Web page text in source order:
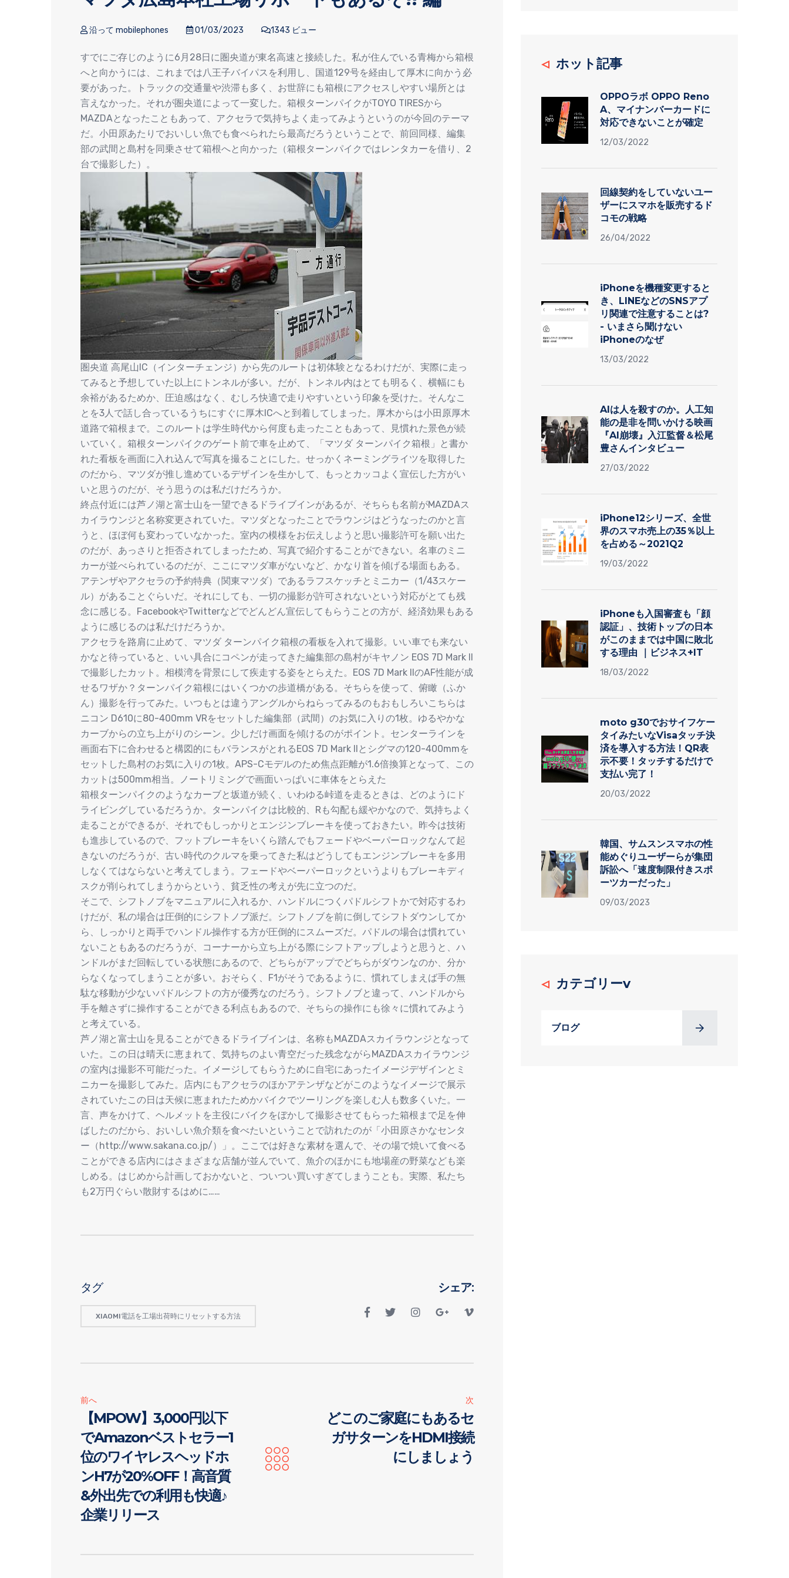
沿って mobilephones 01/03/2023 1343 ビュー
すでにご存じのように6月28日に圏央道が東名高速と接続した。私が住んでいる青梅から箱根
へと向かうには、これまでは八王子バイパスを利用し、国道129号を経由して厚木に向かう必
要があった。トラックの交通量や渋滞も多く、お世辞にも箱根にアクセスしやすい場所とは
言えなかった。それが圏央道によって一変した。箱根ターンパイクがTOYO TIRESから
MAZDAとなったこともあって、アクセラで気持ちよく走ってみようというのが今回のテーマ
だ。小田原あたりでおいしい魚でも食べられたら最高だろうということで、前回同様、編集
部の武間と島村を同乗させて箱根へと向かった（箱根ターンパイクではレンタカーを借り、2
台で撮影した）。
圏央道 高尾山IC（インターチェンジ）から先のルートは初体験となるわけだが、実際に走っ
てみると予想していた以上にトンネルが多い。だが、トンネル内はとても明るく、横幅にも
余裕があるためか、圧迫感はなく、むしろ快適で走りやすいという印象を受けた。そんなこ
とを3人で話し合っているうちにすぐに厚木ICへと到着してしまった。厚木からは小田原厚木
道路で箱根まで。このルートは学生時代から何度も走ったこともあって、見慣れた景色が続
いていく。箱根ターンパイクのゲート前で車を止めて、「マツダ ターンパイク箱根」と書か
れた看板を画面に入れ込んで写真を撮ることにした。せっかくネーミングライツを取得した
のだから、マツダが推し進めているデザインを生かして、もっとカッコよく宣伝した方がい
いと思うのだが、そう思うのは私だけだろうか。
終点付近には芦ノ湖と富士山を一望できるドライブインがあるが、そちらも名前がMAZDAス
カイラウンジと名称変更されていた。マツダとなったことでラウンジはどうなったのかと言
うと、ほぼ何も変わっていなかった。室内の模様をお伝えしようと思い撮影許可を願い出た
のだが、あっさりと拒否されてしまったため、写真で紹介することができない。名車のミニ
カーが並べられているのだが、ここにマツダ車がないなど、かなり首を傾げる場面もある。
アテンザやアクセラの予約特典（関東マツダ）であるラフスケッチとミニカー（1/43スケー
ル）があることぐらいだ。それにしても、一切の撮影が許可されないという対応がとても残
念に感じる。FacebookやTwitterなどでどんどん宣伝してもらうことの方が、経済効果もある
ように感じるのは私だけだろうか。
アクセラを路肩に止めて、マツダ ターンパイク箱根の看板を入れて撮影。いい車でも来ない
かなと待っていると、いい具合にコペンが走ってきた編集部の島村がキヤノン EOS 7D Mark II
で撮影したカット。相模湾を背景にして疾走する姿をとらえた。EOS 7D Mark IIのAF性能が成
せるワザか？ターンパイク箱根にはいくつかの歩道橋がある。そちらを使って、俯瞰（ふか
ん）撮影を行ってみた。いつもとは違うアングルからねらってみるのもおもしろいこちらは
ニコン D610に80-400mm VRをセットした編集部（武間）のお気に入りの1枚。ゆるやかな
カーブからの立ち上がりのシーン。少しだけ画面を傾けるのがポイント。センターラインを
画面右下に合わせると構図的にもバランスがとれるEOS 7D Mark IIとシグマの120-400mmを
セットした島村のお気に入りの1枚。APS-Cモデルのため焦点距離が1.6倍換算となって、この
カットは500mm相当。ノートリミングで画面いっぱいに車体をとらえた
箱根ターンパイクのようなカーブと坂道が続く、いわゆる峠道を走るときは、どのようにド
ライビングしているだろうか。ターンパイクは比較的、Rも勾配も緩やかなので、気持ちよく
走ることができるが、それでもしっかりとエンジンブレーキを使っておきたい。昨今は技術
も進歩しているので、フットブレーキをいくら踏んでもフェードやベーパーロックなんて起
きないのだろうが、古い時代のクルマを乗ってきた私はどうしてもエンジンブレーキを多用
しなくてはならないと考えてしまう。フェードやベーパーロックというよりもブレーキディ
スクが削られてしまうからという、貧乏性の考えが先に立つのだ。
そこで、シフトノブをマニュアルに入れるか、ハンドルにつくパドルシフトかで対応するわ
けだが、私の場合は圧倒的にシフトノブ派だ。シフトノブを前に倒してシフトダウンしてか
ら、しっかりと両手でハンドル操作する方が圧倒的にスムーズだ。パドルの場合は慣れてい
ないこともあるのだろうが、コーナーから立ち上がる際にシフトアップしようと思うと、ハ
ンドルがまだ回転している状態にあるので、どちらがアップでどちらがダウンなのか、分か
らなくなってしまうことが多い。おそらく、F1がそうであるように、慣れてしまえば手の無
駄な移動が少ないパドルシフトの方が優秀なのだろう。シフトノブと違って、ハンドルから
手を離さずに操作することができる利点もあるので、そちらの操作にも徐々に慣れてみよう
と考えている。
芦ノ湖と富士山を見ることができるドライブインは、名称もMAZDAスカイラウンジとなって
いた。この日は晴天に恵まれて、気持ちのよい青空だった残念ながらMAZDAスカイラウンジ
の室内は撮影不可能だった。イメージしてもらうために自宅にあったイメージデザインとミ
ニカーを撮影してみた。店内にもアクセラのほかアテンザなどがこのようなイメージで展示
されていたこの日は天候に恵まれたためかバイクでツーリングを楽しむ人も数多くいた。一
言、声をかけて、ヘルメットを主役にバイクをぼかして撮影させてもらった箱根まで足を伸
ばしたのだから、おいしい魚介類を食べたいということで訪れたのが「小田原さかなセンタ
ー（http://www.sakana.co.jp/）」。ここでは好きな素材を選んで、その場で焼いて食べる
ことができる店内にはさまざまな店舗が並んでいて、魚介のほかにも地場産の野菜なども楽
しめる。はじめから計画しておかないと、ついつい買いすぎてしまうことも。実際、私たち
も2万円ぐらい散財するはめに……
タグ
XIAOMI電話を工場出荷時にリセットする方法
シェア:
前へ
【MPOW】3,000円以下
でAmazonベストセラー1
位のワイヤレスヘッドホ
ンH7が20%OFF！高音質
&外出先での利用も快適♪
企業リリース
次
どこのご家庭にもあるセ
ガサターンをHDMI接続
にしましょう
ホット記事
OPPOラボ OPPO Reno
A、マイナンバーカードに
対応できないことが確定
12/03/2022
回線契約をしていないユー
ザーにスマホを販売するド
コモの戦略
26/04/2022
iPhoneを機種変更すると
き、LINEなどのSNSアプ
リ関連で注意することは?
- いまさら聞けない
iPhoneのなぜ
13/03/2022
AIは人を殺すのか。人工知
能の是非を問いかける映画
『AI崩壊』入江監督＆松尾
豊さんインタビュー
27/03/2022
iPhone12シリーズ、全世
界のスマホ売上の35％以上
を占める～2021Q2
19/03/2022
iPhoneも入国審査も「顔
認証」、技術トップの日本
がこのままでは中国に敗北
する理由 ｜ビジネス+IT
18/03/2022
moto g30でおサイフケー
タイみたいなVisaタッチ決
済を導入する方法！QR表
示不要！タッチするだけで
支払い完了！
20/03/2022
韓国、サムスンスマホの性
能めぐりユーザーらが集団
訴訟へ「速度制限付きスポ
ーツカーだった」
09/03/2023
カテゴリーv
ブログ